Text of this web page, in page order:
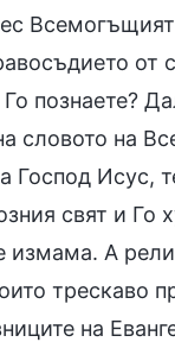
от
познаете?
словото на
Господ Исус,
свят и Го
А
трескаво
на